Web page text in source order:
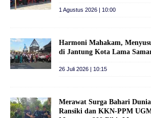
1 Agustus 2026 | 10:00
Harmoni Mahakam,
di Jantung Kota Lama
26 Juli 2026 | 10:15
Merawat Surga Bahari
Ransiki dan KKN-PPM